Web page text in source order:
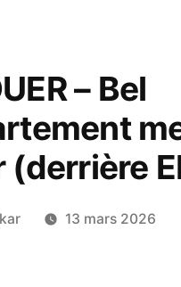
– Bel
(derrière
13 mars 2026